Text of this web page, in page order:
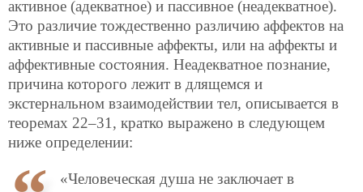
активное (адекватное) и пассивное (неадекватное).
Это различие тождественно различию аффектов на
активные и пассивные аффекты, или на аффекты и
аффективные состояния. Неадекватное познание,
причина которого лежит в длящемся и
экстернальном взаимодействии тел, описывается в
теоремах 22–31, кратко выражено в следующем
ниже определении:
«Человеческая душа не заключает в